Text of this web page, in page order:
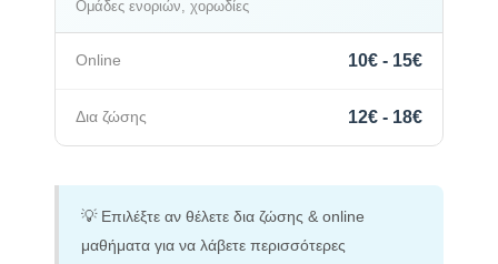
Ομάδες ενοριών, χορωδίες
10€ - 15€
12€ - 18€
💡 Επιλέξτε αν θέλετε δια ζώσης & online
μαθήματα για να λάβετε περισσότερες